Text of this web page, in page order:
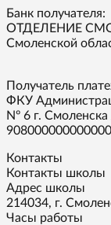
Банк получателя:
ОТДЕЛЕНИЕ
Смоленской
Получатель
ФКУ
Nº 6 г.
Контакты
Контакты школы
Адрес школы
214034, г.
Часы работы